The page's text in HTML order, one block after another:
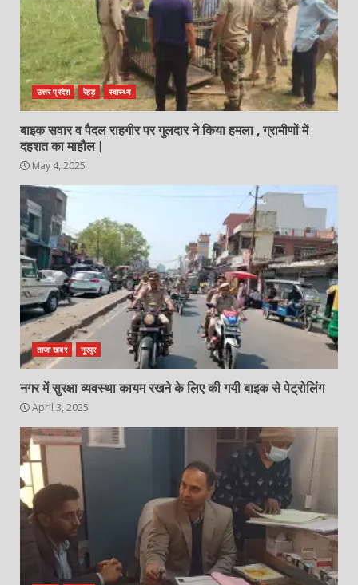
उत्तर प्रदेश रेहड़ स्वास्थ्य
बाइक सवार व पैदल राहगीर पर गुलदार ने किया हमला , ग्रामीणों में
दहशत का माहौल |
May 4, 2025
ताजा खबर नूरपुर
नगर में सुरक्षा व्यवस्था कायम रखने के लिए की गयी बाइक से पेट्रोलिंग
April 3, 2025